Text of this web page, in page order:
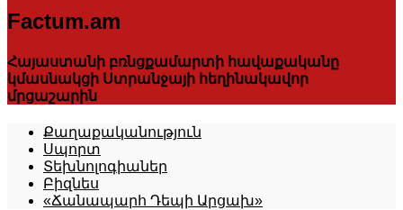
Factum.am
Հայաստանի բռնցքամարտի հավաքականը
կմասնակցի Ստրանջայի հեղինակավոր
մրցաշարին
Քաղաքականություն
Սպորտ
Տեխնոլոգիաներ
Բիզնես
«Ճանապարհ Դեպի Արցախ»